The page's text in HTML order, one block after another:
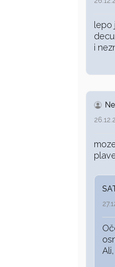
lepo
i